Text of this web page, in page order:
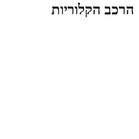
הרכב הקלוריות